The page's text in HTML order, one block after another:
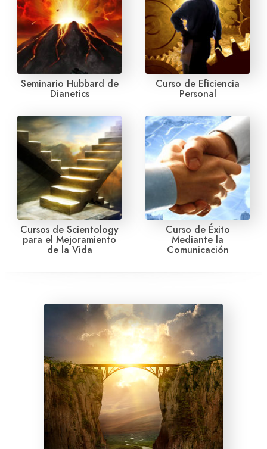
Seminario Hubbard de
Dianetics
Curso de Eficiencia
Personal
Cursos de Scientology
para el Mejoramiento
de la Vida
Curso de Éxito
Mediante la
Comunicación